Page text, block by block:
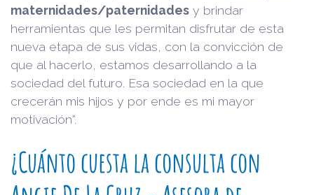
maternidades/paternidades y brindar
herramientas que les permitan disfrutar de esta
nueva etapa de sus vidas, con la convicción de
que al hacerlo, estamos desarrollando a la
sociedad del futuro. Esa sociedad en la que
crecerán mis hijos y por ende es mi mayor
motivación”.
¿Cuánto cuesta la consulta con